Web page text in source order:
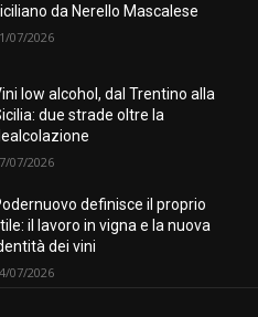
da Nerello Mascalese
07/2026
low alcohol, dal Trentino alla
due strade oltre la
07/2026
definisce il proprio
il lavoro in vigna e la nuova
dei vini
07/2026